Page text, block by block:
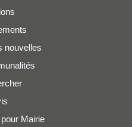
nouvelles
Mairie